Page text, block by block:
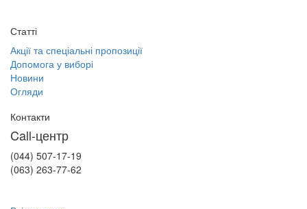
Статті
Акції та спеціальні пропозиції
Допомога у виборі
Новини
Огляди
Контакти
Call-центр
(044) 507-17-19
(063) 263-77-62